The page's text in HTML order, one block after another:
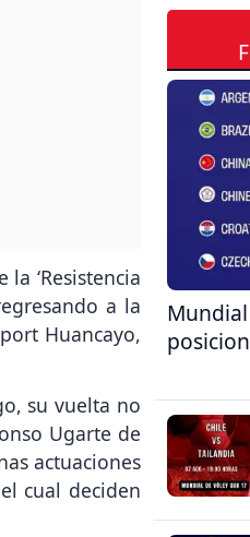
‘Resistencia
a la
Huancayo,
su vuelta no
Ugarte de
actuaciones
cual deciden